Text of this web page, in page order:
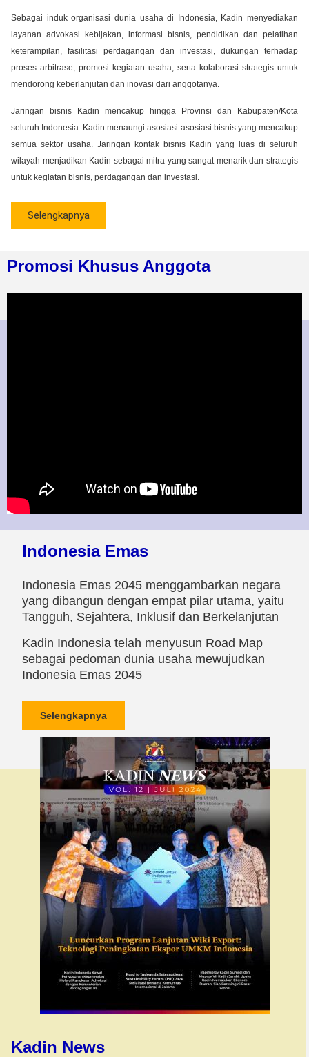
Sebagai induk organisasi dunia usaha di Indonesia, Kadin menyediakan
layanan advokasi kebijakan, informasi bisnis, pendidikan dan pelatihan
keterampilan, fasilitasi perdagangan dan investasi, dukungan terhadap
proses arbitrase, promosi kegiatan usaha, serta kolaborasi strategis untuk
mendorong keberlanjutan dan inovasi dari anggotanya.
Jaringan bisnis Kadin mencakup hingga Provinsi dan Kabupaten/Kota
seluruh Indonesia. Kadin menaungi asosiasi-asosiasi bisnis yang mencakup
semua sektor usaha. Jaringan kontak bisnis Kadin yang luas di seluruh
wilayah menjadikan Kadin sebagai mitra yang sangat menarik dan strategis
untuk kegiatan bisnis, perdagangan dan investasi.
Selengkapnya
Promosi Khusus Anggota
Indonesia Emas
Indonesia Emas 2045 menggambarkan negara
yang dibangun dengan empat pilar utama, yaitu
Tangguh, Sejahtera, Inklusif dan Berkelanjutan
Kadin Indonesia telah menyusun Road Map
sebagai pedoman dunia usaha mewujudkan
Indonesia Emas 2045
Selengkapnya
Kadin News